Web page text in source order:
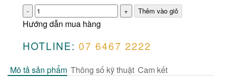
Số
lượng
Hướng dẫn mua hàng
HOTLINE: 07 6467 2222
Mô tả sản phẩm Thông số kỹ thuật Cam kết